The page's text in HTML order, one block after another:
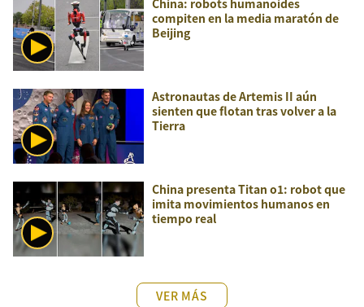
China: robots humanoides
compiten en la media maratón de
Beijing
Astronautas de Artemis II aún
sienten que flotan tras volver a la
Tierra
China presenta Titan o1: robot que
imita movimientos humanos en
tiempo real
VER MÁS